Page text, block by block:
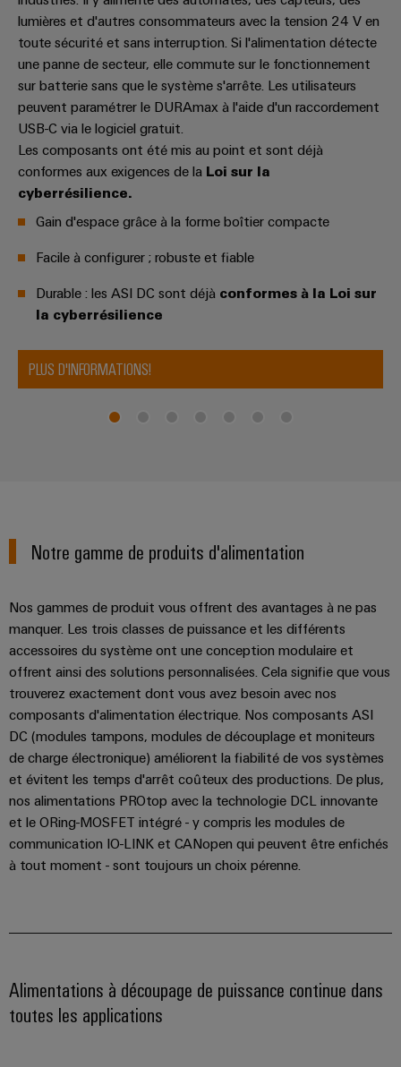
et
produits
pour
systèmes
stockage
d'énergie
(ESS)
Hydrogène
L'hydrogène
comme
technologie
essentielle
pour
la
énergétique
Solutions
pour
les
secteurs
et
gaz
Sécurisation
des
fonctionnements
avec
des
solutions
en
réseau
pour
l'industrie
des
process
Énergie
des
ressources
Solutions
de
gestion
de
l'énergie
IIoT
et
logiciels
d'automatisation
Analyse
Automatisation
IoT
industriels
Contrôleur
de
centrale
électrique
Fabricant
d'équipements
Blocs
de
jonction
circuit
et
connecteurs
pour
distribution
Marshalling
Solutions
Électronique
Modules
de
relais
relais
statiques
de
séparation
convertisseurs
électroniques
Protection
contre
la
foudre
et
la
surtension
Boîtiers
de
raccordement
du
générateur
Répartiteurs
bus
de
terrain
Catalogues
produits
techniques
Réparations
et
pièces
de
rechange
de
formation
et
Interface
OCI
INTERFACE
EDI
ALL
SERVICES
Nos
partenaires
Distribution
Réseau
de
partenaires
IIoT
et
automatisation
Trouvez
votre
pour
vos
d'IIoT
lumières et d'autres consommateurs avec la tension 24 V en
toute sécurité et sans interruption. Si l'alimentation détecte
une panne de secteur, elle commute sur le fonctionnement
sur batterie sans que le système s'arrête. Les utilisateurs
peuvent paramétrer le DURAmax à l'aide d'un raccordement
USB-C via le logiciel gratuit.
Les composants ont été mis au point et sont déjà
conformes aux exigences de la Loi sur la
cyberrésilience.
Gain d'espace grâce à la forme boîtier compacte
Facile à configurer ; robuste et fiable
Durable : les ASI DC sont déjà conformes à la Loi sur
la cyberrésilience
PLUS D'INFORMATIONS!
Notre gamme de produits d'alimentation
Nos gammes de produit vous offrent des avantages à ne pas
manquer. Les trois classes de puissance et les différents
accessoires du système ont une conception modulaire et
offrent ainsi des solutions personnalisées. Cela signifie que vous
trouverez exactement dont vous avez besoin avec nos
composants d'alimentation électrique. Nos composants ASI
DC (modules tampons, modules de découplage et moniteurs
de charge électronique) améliorent la fiabilité de vos systèmes
et évitent les temps d'arrêt coûteux des productions. De plus,
nos alimentations PROtop avec la technologie DCL innovante
et le ORing-MOSFET intégré - y compris les modules de
communication IO-LINK et CANopen qui peuvent être enfichés
à tout moment - sont toujours un choix pérenne.
Alimentations à découpage de puissance continue dans
toutes les applications